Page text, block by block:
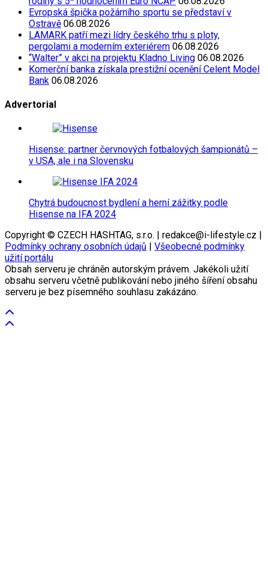
Evropská špička požárního sportu se představí v
Ostravě 06.08.2026
LAMARK patří mezi lídry českého trhu s ploty,
pergolami a moderním exteriérem 06.08.2026
“Walter” v akci na projektu Kladno Living 06.08.2026
Komerční banka získala prestižní ocenění Celent Model
Bank 06.08.2026
Advertorial
Hisense: partner červnových fotbalových šampionátů –
v USA, ale i na Slovensku
Chytrá budoucnost bydlení a herní zážitky podle
Hisense na IFA 2024
Copyright © CZECH HASHTAG, s.r.o. | redakce@i-lifestyle.cz |
Podmínky ochrany osobních údajů
Všeobecné podmínky
užití portálu
Obsah serveru je chráněn autorským právem. Jakékoli užití
obsahu serveru včetně publikování nebo jiného šíření obsahu
serveru je bez písemného souhlasu zakázáno.